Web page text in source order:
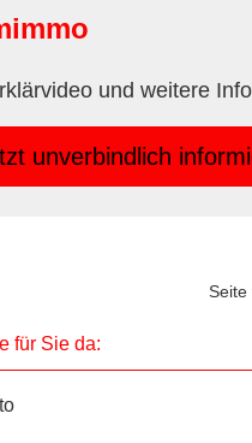
und weitere
unverbindlich
Seite
für Sie da: